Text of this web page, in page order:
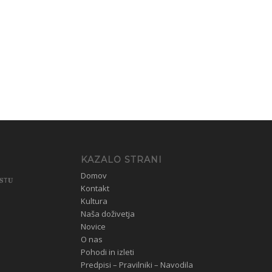
KAZALO STRANI
Domov
Kontakt
Kultura
Naša doživetja
Novice
O nas
Pohodi in izleti
Predpisi – Pravilniki – Navodila